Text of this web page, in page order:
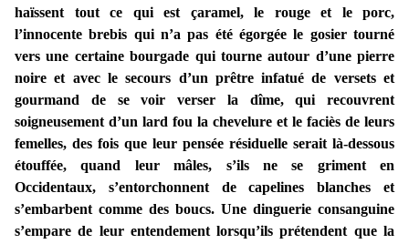
haïssent tout ce qui est çaramel, le rouge et le porc,
l’innocente brebis qui n’a pas été égorgée le gosier tourné
vers une certaine bourgade qui tourne autour d’une pierre
noire et avec le secours d’un prêtre infatué de versets et
gourmand de se voir verser la dîme, qui recouvrent
soigneusement d’un lard fou la chevelure et le faciès de leurs
femelles, des fois que leur pensée résiduelle serait là-dessous
étouffée, quand leur mâles, s’ils ne se griment en
Occidentaux, s’entorchonnent de capelines blanches et
s’embarbent comme des boucs. Une dinguerie consanguine
s’empare de leur entendement lorsqu’ils prétendent que la